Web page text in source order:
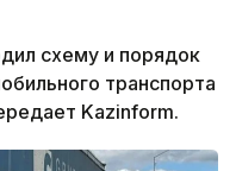
схему и порядок
транспорта
Kazinform.